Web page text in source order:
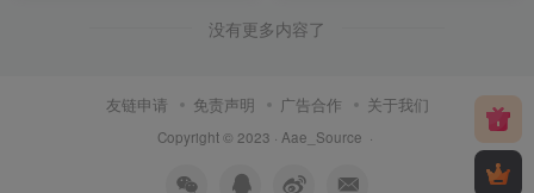
没有更多内容了
友链申请 免责声明 广告合作 关于我们
Copyright © 2023 · Aae_Source ·